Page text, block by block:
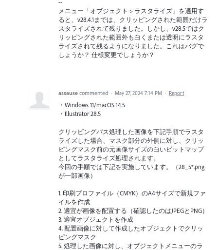
--
メニュー「オブジェクト > ラスタライズ」を適用す
ると、v28.4.1までは、クリッピングされた範囲だけラ
スタライズされて残りました。しかし、v28.5ではク
リッピングされた範囲外も白くまたは透明にラスタ
ライズされて残るようになりました。これはバグで
しょうか？ 仕様変更でしょうか？
assause commented · May 27, 2024 7:14 PM · Report
・Windows 11/macOS 14.5
・Illustrator 28.5
クリッピングパス処理した画像を下記手順でラスタ
ライズした場合、マスク部分の外側に対し、クリッ
ピングマスク前の元画像サイズの白いビットマップ
としてラスタライズ処理されます。
今回の手順では下記を実施しています。（28_5*.png
が一部画像）
1. 印刷プロファイル（CMYK）のA4サイズで新規ファ
イルを作成
2. 適宜が画像を配置する（確認したのはJPEGとPNG）
3. 適宜オブジェクトを作成
4. 配置画像に対して作成したオブジェクトでクリッ
ピングマスク
5. 処理した画像に対し、オブジェクトメニューのラ